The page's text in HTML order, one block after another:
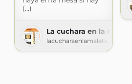
(...)
La cuchara en la maleta